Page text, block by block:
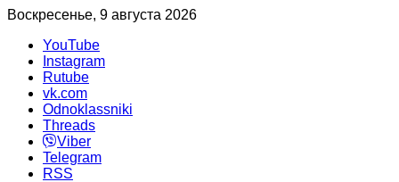
Воскресенье, 9 августа 2026
YouTube
Instagram
Rutube
vk.com
Odnoklassniki
Threads
Viber
Telegram
RSS